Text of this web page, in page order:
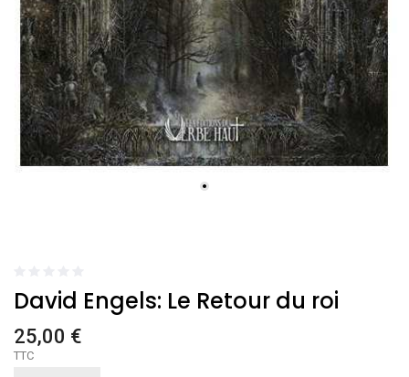
David Engels: Le Retour du roi
25,00 €
TTC